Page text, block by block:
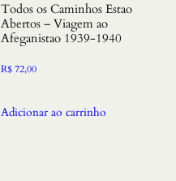
Todos os Caminhos Estao
Abertos – Viagem ao
Afeganistao 1939-1940
R$72,00
Adicionar ao carrinho